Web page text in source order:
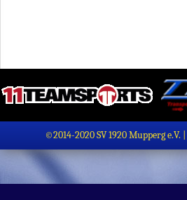
©2014-2020 SV 1920 Mupperg e.V. |